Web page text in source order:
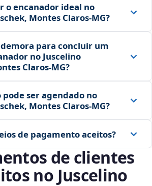
o encanador ideal no
Montes Claros‑MG?
para concluir um
no Juscelino
Claros‑MG?
ser agendado no
Montes Claros‑MG?
de pagamento aceitos?
de clientes
no Juscelino